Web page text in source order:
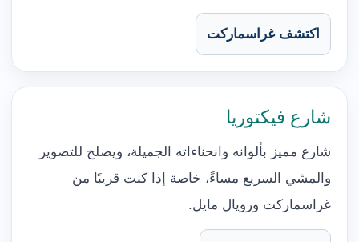
اكتشف غراسماركت
شارع فيكتوريا
شارع مميز بألوانه وانحناءاته الجميلة، ويصلح للتصوير
والمشي السريع مساءً، خاصة إذا كنت قريبًا من
غراسماركت ورويال مايل.